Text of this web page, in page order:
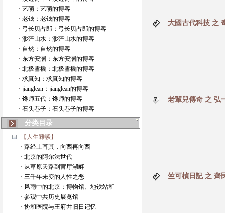
· 艺萌：艺萌的博客
· 老钱：老钱的博客
· 弓长贝占郎：弓长贝占郎的博客
· 渺茫山水：渺茫山水的博客
· 自然：自然的博客
· 东方安澜：东方安澜的博客
· 北极雪橇：北极雪橇的博客
· 求真知：求真知的博客
· jianglean：jianglean的博客
· 馋师五代：馋师的博客
· 石头巷子：石头巷子的博客
分类目录
【人生雜談】
· 路经土耳其，向西再向西
· 北京的阿尔法世代
· 从草原天路到官厅湖畔
· 三千年未变的人性之恶
· 风雨中的北京：博物馆、地铁站和
· 参观中共历史展览馆
· 协和医院与王府井旧日记忆
大國古代科技 之
老輩兒傳奇 之 弘
竺可楨日記 之 齊